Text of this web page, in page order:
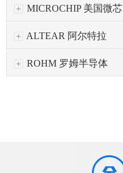
MICROCHIP 美国微芯
ALTEAR 阿尔特拉
ROHM 罗姆半导体